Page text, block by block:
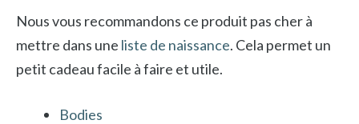
Nous vous recommandons ce produit pas cher à
mettre dans une liste de naissance. Cela permet un
petit cadeau facile à faire et utile.
Bodies